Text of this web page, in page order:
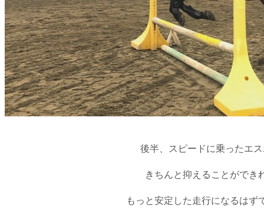
後半、スピードに乗ったエ
きちんと抑えることができ
もっと安定した走行になるはず